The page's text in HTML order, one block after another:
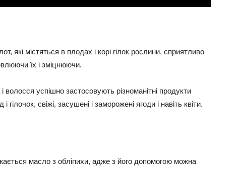
які містяться в плодах і корі гілок рослини, сприятливо
їх і зміцнюючи.
успішно застосовують різноманітні продукти
гілочок, свіжі, засушені і заморожені ягоди і навіть квіти.
масло з обліпихи, адже з його допомогою можна